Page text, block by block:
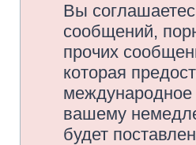
Вы
сообщений,
прочих
которая
международное
вашему
будет